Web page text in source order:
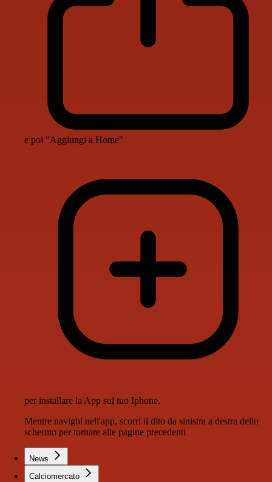
e poi "Aggiungi a Home"
per installare la App sul tuo Iphone.
Mentre navighi nell'app, scorri il dito da sinistra a destra dello
schermo per tornare alle pagine precedenti
News
Calciomercato